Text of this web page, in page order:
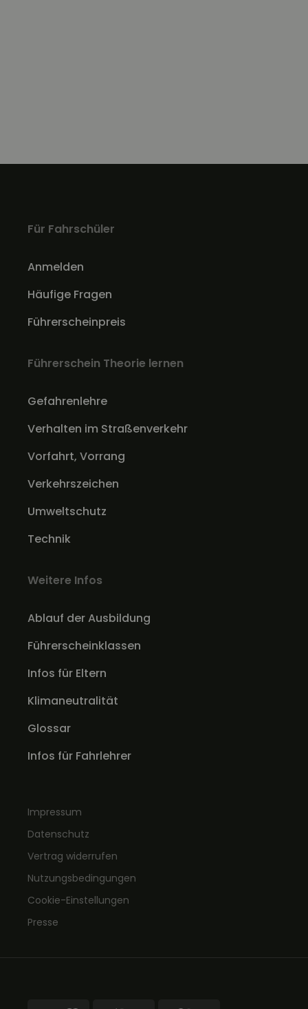
Für Fahrschüler
Anmelden
Häufige Fragen
Führerscheinpreis
Führerschein Theorie lernen
Gefahrenlehre
Verhalten im Straßenverkehr
Vorfahrt, Vorrang
Verkehrszeichen
Umweltschutz
Technik
Weitere Infos
Ablauf der Ausbildung
Führerscheinklassen
Infos für Eltern
Klimaneutralität
Glossar
Infos für Fahrlehrer
Impressum
Datenschutz
Vertrag widerrufen
Nutzungsbedingungen
Cookie-Einstellungen
Presse